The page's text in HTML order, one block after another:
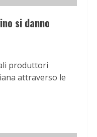
si danno
produttori
attraverso le